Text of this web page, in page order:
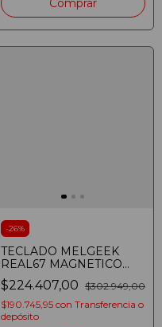
-26%
TECLADO MELGEEK
REAL67 MAGNETICO
VIOLETA
$224.407,00 $302.949,00
$190.745,95 con Transferencia o
depósito